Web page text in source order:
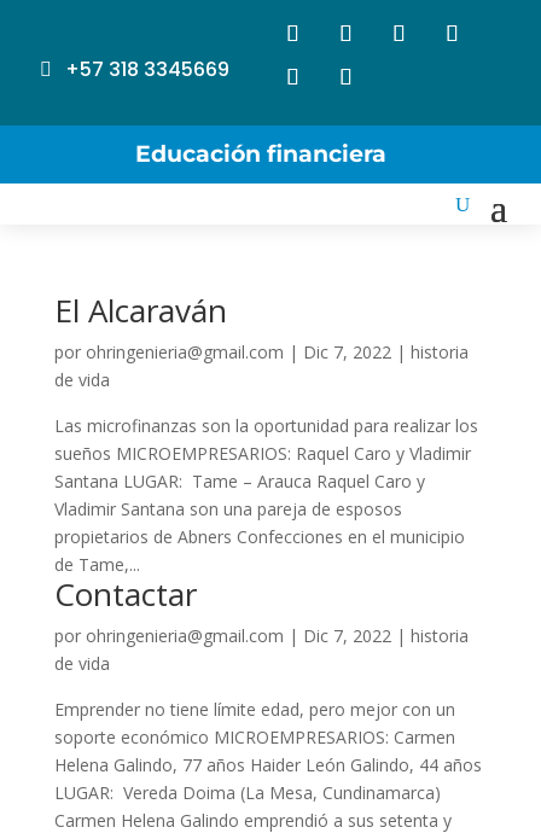
+57 318 3345669
Educación financiera
El Alcaraván
por ohringenieria@gmail.com | Dic 7, 2022| historia
de vida
Las microfinanzas son la oportunidad para realizar los
sueños MICROEMPRESARIOS: Raquel Caro y Vladimir
Santana LUGAR: Tame – Arauca Raquel Caro y
Vladimir Santana son una pareja de esposos
propietarios de Abners Confecciones en el municipio
de Tame,...
Contactar
por ohringenieria@gmail.com | Dic 7, 2022| historia
de vida
Emprender no tiene límite edad, pero mejor con un
soporte económico MICROEMPRESARIOS: Carmen
Helena Galindo, 77 años Haider León Galindo, 44 años
LUGAR: Vereda Doima (La Mesa, Cundinamarca)
Carmen Helena Galindo emprendió a sus setenta y